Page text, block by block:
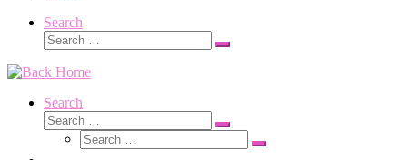
Search
Search
Search
Search
Search
Search
Search
Search